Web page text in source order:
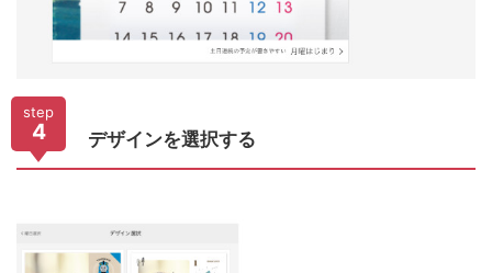
step
4 デザインを選択する